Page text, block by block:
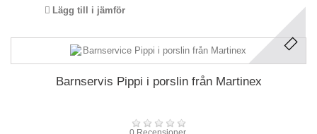
Lägg till i jämför
Barnservis Pippi i porslin från Martinex